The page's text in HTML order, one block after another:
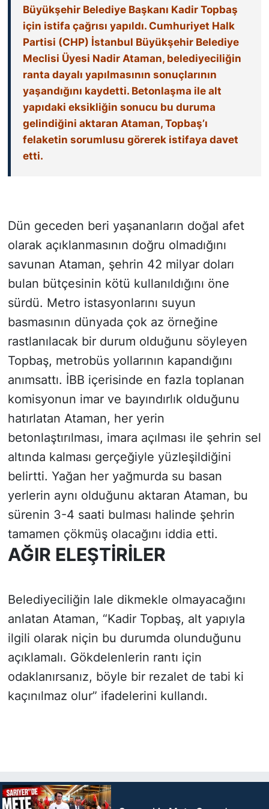
Büyükşehir Belediye Başkanı Kadir Topbaş
için istifa çağrısı yapıldı. Cumhuriyet Halk
Partisi (CHP) İstanbul Büyükşehir Belediye
Meclisi Üyesi Nadir Ataman, belediyeciliğin
ranta dayalı yapılmasının sonuçlarının
yaşandığını kaydetti. Betonlaşma ile alt
yapıdaki eksikliğin sonucu bu duruma
gelindiğini aktaran Ataman, Topbaş’ı
felaketin sorumlusu görerek istifaya davet
etti.
Dün geceden beri yaşananların doğal afet
olarak açıklanmasının doğru olmadığını
savunan Ataman, şehrin 42 milyar doları
bulan bütçesinin kötü kullanıldığını öne
sürdü. Metro istasyonlarını suyun
basmasının dünyada çok az örneğine
rastlanılacak bir durum olduğunu söyleyen
Topbaş, metrobüs yollarının kapandığını
anımsattı. İBB içerisinde en fazla toplanan
komisyonun imar ve bayındırlık olduğunu
hatırlatan Ataman, her yerin
betonlaştırılması, imara açılması ile şehrin sel
altında kalması gerçeğiyle yüzleşildiğini
belirtti. Yağan her yağmurda su basan
yerlerin aynı olduğunu aktaran Ataman, bu
sürenin 3-4 saati bulması halinde şehrin
tamamen çökmüş olacağını iddia etti.
AĞIR ELEŞTİRİLER
Belediyeciliğin lale dikmekle olmayacağını
anlatan Ataman, “Kadir Topbaş, alt yapıyla
ilgili olarak niçin bu durumda olunduğunu
açıklamalı. Gökdelenlerin rantı için
odaklanırsanız, böyle bir rezalet de tabi ki
kaçınılmaz olur” ifadelerini kullandı.
SİYASET
SON DAKİKA HABERİ
SPOR
TEKNOLOJİ
TÜRKİYE VE DÜNYA GÜNDEMİ